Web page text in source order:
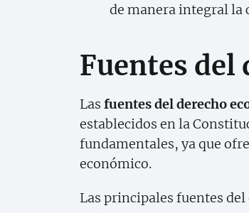
de manera integral la
Fuentes del
Las fuentes del derecho
establecidos en la
fundamentales, ya que
económico.
Las principales fuentes